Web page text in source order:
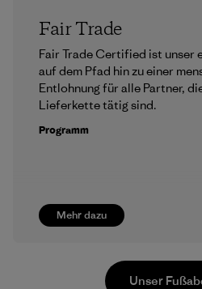
Mehr dazu
Fair Trade
Fair Trade Certified ist unser
auf dem Pfad hin zu einer
Entlohnung für alle Partner,
Lieferkette tätig sind.
Programm
Unser